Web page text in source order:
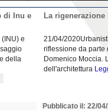
di Inu e
e
della
La
21/04/
riflessione da parte
Domenico Moccia.
dell'architettura
Pubblicato il: 22/